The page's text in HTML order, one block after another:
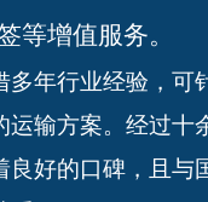
等增值服务。
多年行业经验，可
运输方案。经过十
良好的口碑，且与